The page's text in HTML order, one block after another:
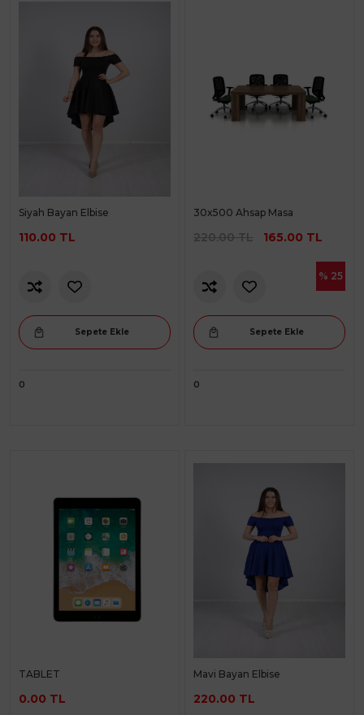
Siyah Bayan Elbise
110.00 TL
Sepete Ekle
0
30x500 Ahsap Masa
220.00 TL165.00 TL
% 25
Sepete Ekle
0
TABLET
0.00 TL
Mavi Bayan Elbise
220.00 TL